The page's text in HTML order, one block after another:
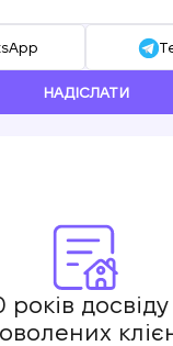
НАДІСЛАТИ
досвіду